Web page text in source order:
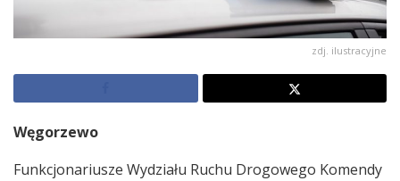
zdj. ilustracyjne
Węgorzewo
Funkcjonariusze Wydziału Ruchu Drogowego Komendy